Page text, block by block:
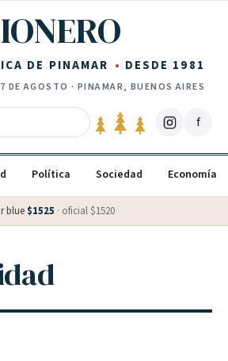
DE PINAMAR DESDE 1981
DE AGOSTO · PINAMAR, BUENOS AIRES
f
Política Sociedad Economía
blue $1525 · oficial $1520